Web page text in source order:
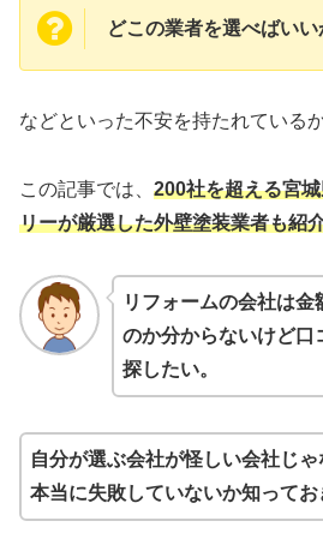
どこの業者を選べばい
などといった不安を持たれている
この記事では、 200社を超える宮
リーが厳選した外壁塗装業者も紹
リフォームの会社は
のか分からないけど口
探したい。
自分が選ぶ会社が怪しい会社じゃ
本当に失敗していないか知ってお